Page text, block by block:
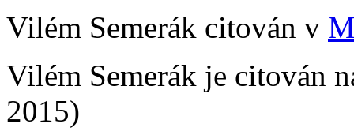
Vilém Semerák citován v
Vilém Semerák je citován
2015)